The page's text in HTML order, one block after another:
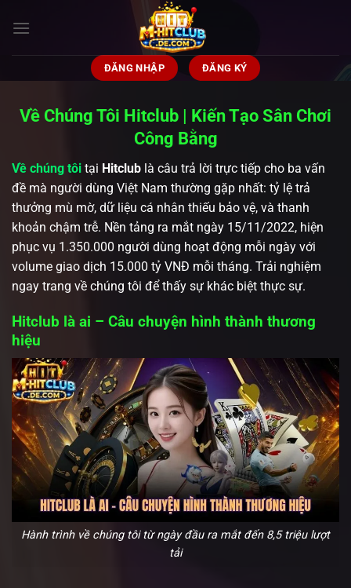
qua
ĐĂNG NHẬP ĐĂNG KÝ
Về Chúng Tôi Hitclub | Kiến Tạo Sân Chơi
Công Bằng
Về chúng tôi tại Hitclub là câu trả lời trực tiếp cho ba vấn
đề mà người dùng Việt Nam thường gặp nhất: tỷ lệ trả
thưởng mù mờ, dữ liệu cá nhân thiếu bảo vệ, và thanh
khoản chậm trễ. Nền tảng ra mắt ngày 15/11/2022, hiện
phục vụ 1.350.000 người dùng hoạt động mỗi ngày với
volume giao dịch 15.000 tỷ VNĐ mỗi tháng. Trải nghiệm
ngay trang về chúng tôi để thấy sự khác biệt thực sự.
Hitclub là ai – Câu chuyện hình thành thương
hiệu
Hành trình về chúng tôi từ ngày đầu ra mắt đến 8,5 triệu lượt
tải